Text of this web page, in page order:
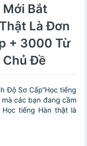
Bắt
Là Đơn
+ 3000 Từ
Chủ Đề
Độ Sơ Cấp“Học tiếng
các bạn đang cầm
tiếng Hàn thật là